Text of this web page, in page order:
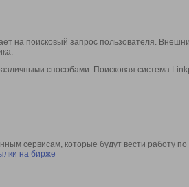
на поисковый запрос пользователя.
способами. Поисковая система
сервисам, которые будут вести работу
на бирже